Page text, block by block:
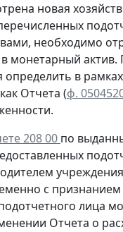
новая
необходимо
монетарный
в
Отчета (ф.
208 00 по
с признанием
лица
Отчета о